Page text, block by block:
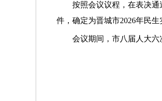
按照会议议程，在表决
件，确定为晋城市2026年民生
会议期间，市八届人大